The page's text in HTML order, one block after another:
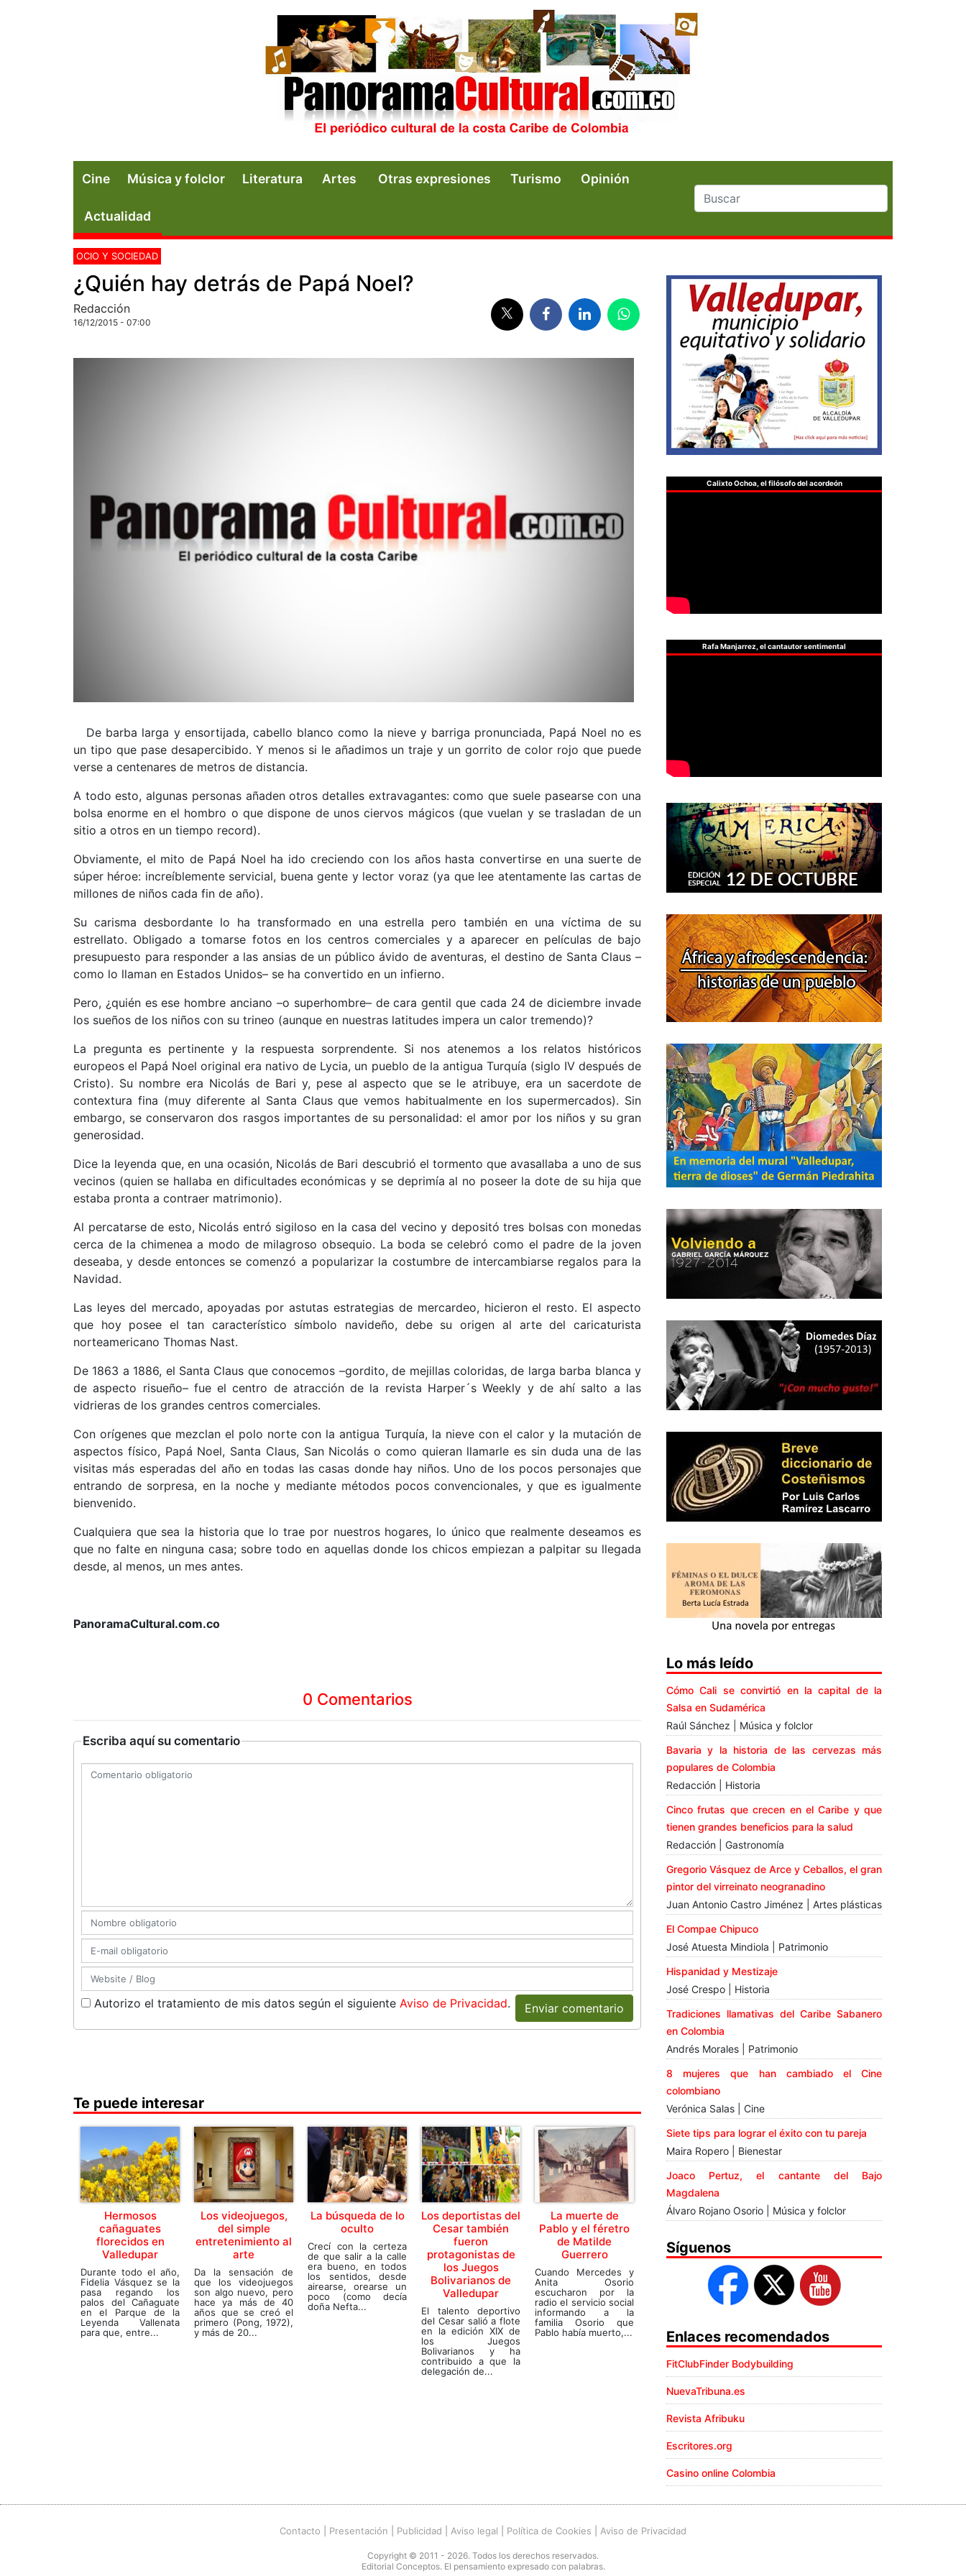
Cine Música y folclor Literatura Artes Otras expresiones Turismo Opinión
Actualidad
OCIO Y SOCIEDAD
¿Quién hay detrás de Papá Noel?
Redacción
16/12/2015 - 07:00
De barba larga y ensortijada, cabello blanco como la nieve y barriga pronunciada, Papá Noel no es
un tipo que pase desapercibido. Y menos si le añadimos un traje y un gorrito de color rojo que puede
verse a centenares de metros de distancia.
A todo esto, algunas personas añaden otros detalles extravagantes: como que suele pasearse con una
bolsa enorme en el hombro o que dispone de unos ciervos mágicos (que vuelan y se trasladan de un
sitio a otros en un tiempo record).
Obviamente, el mito de Papá Noel ha ido creciendo con los años hasta convertirse en una suerte de
súper héroe: increíblemente servicial, buena gente y lector voraz (ya que lee atentamente las cartas de
millones de niños cada fin de año).
Su carisma desbordante lo ha transformado en una estrella pero también en una víctima de su
estrellato. Obligado a tomarse fotos en los centros comerciales y a aparecer en películas de bajo
presupuesto para responder a las ansias de un público ávido de aventuras, el destino de Santa Claus –
como lo llaman en Estados Unidos– se ha convertido en un infierno.
Pero, ¿quién es ese hombre anciano –o superhombre– de cara gentil que cada 24 de diciembre invade
los sueños de los niños con su trineo (aunque en nuestras latitudes impera un calor tremendo)?
La pregunta es pertinente y la respuesta sorprendente. Si nos atenemos a los relatos históricos
europeos el Papá Noel original era nativo de Lycia, un pueblo de la antigua Turquía (siglo IV después de
Cristo). Su nombre era Nicolás de Bari y, pese al aspecto que se le atribuye, era un sacerdote de
contextura fina (muy diferente al Santa Claus que vemos habitualmente en los supermercados). Sin
embargo, se conservaron dos rasgos importantes de su personalidad: el amor por los niños y su gran
generosidad.
Dice la leyenda que, en una ocasión, Nicolás de Bari descubrió el tormento que avasallaba a uno de sus
vecinos (quien se hallaba en dificultades económicas y se deprimía al no poseer la dote de su hija que
estaba pronta a contraer matrimonio).
Al percatarse de esto, Nicolás entró sigiloso en la casa del vecino y depositó tres bolsas con monedas
cerca de la chimenea a modo de milagroso obsequio. La boda se celebró como el padre de la joven
deseaba, y desde entonces se comenzó a popularizar la costumbre de intercambiarse regalos para la
Navidad.
Las leyes del mercado, apoyadas por astutas estrategias de mercardeo, hicieron el resto. El aspecto
que hoy posee el tan característico símbolo navideño, debe su origen al arte del caricaturista
norteamericano Thomas Nast.
De 1863 a 1886, el Santa Claus que conocemos –gordito, de mejillas coloridas, de larga barba blanca y
de aspecto risueño– fue el centro de atracción de la revista Harper´s Weekly y de ahí salto a las
vidrieras de los grandes centros comerciales.
Con orígenes que mezclan el polo norte con la antigua Turquía, la nieve con el calor y la mutación de
aspectos físico, Papá Noel, Santa Claus, San Nicolás o como quieran llamarle es sin duda una de las
visitas más esperadas del año en todas las casas donde hay niños. Uno de los pocos personajes que
entrando de sorpresa, en la noche y mediante métodos pocos convencionales, y que es igualmente
bienvenido.
Cualquiera que sea la historia que lo trae por nuestros hogares, lo único que realmente deseamos es
que no falte en ninguna casa; sobre todo en aquellas donde los chicos empiezan a palpitar su llegada
desde, al menos, un mes antes.
PanoramaCultural.com.co
0 Comentarios
Escriba aquí su comentario
Autorizo el tratamiento de mis datos según el siguiente Aviso de Privacidad. Enviar comentario
Te puede interesar
Hermosos
cañaguates
florecidos en
Valledupar
Durante todo el año,
Fidelia Vásquez se la
pasa regando los
palos del Cañaguate
en el Parque de la
Leyenda Vallenata
para que, entre...
Los videojuegos,
del simple
entretenimiento al
arte
Da la sensación de
que los videojuegos
son algo nuevo, pero
hace ya más de 40
años que se creó el
primero (Pong, 1972),
y más de 20...
La búsqueda de lo
oculto
Crecí con la certeza
de que salir a la calle
era bueno, en todos
los sentidos, desde
airearse, orearse un
poco (como decía
doña Nefta...
Los deportistas del
Cesar también
fueron
protagonistas de
los Juegos
Bolivarianos de
Valledupar
El talento deportivo
del Cesar salió a flote
en la edición XIX de
los Juegos
Bolivarianos y ha
contribuido a que la
delegación de...
La muerte de
Pablo y el féretro
de Matilde
Guerrero
Cuando Mercedes y
Anita Osorio
escucharon por la
radio el servicio social
informando a la
familia Osorio que
Pablo había muerto,...
Calixto Ochoa, el filósofo del acordeón
Rafa Manjarrez, el cantautor sentimental
Lo más leído
Cómo Cali se convirtió en la capital de la
Salsa en Sudamérica
Raúl Sánchez | Música y folclor
Bavaria y la historia de las cervezas más
populares de Colombia
Redacción | Historia
Cinco frutas que crecen en el Caribe y que
tienen grandes beneficios para la salud
Redacción | Gastronomía
Gregorio Vásquez de Arce y Ceballos, el gran
pintor del virreinato neogranadino
Juan Antonio Castro Jiménez | Artes plásticas
El Compae Chipuco
José Atuesta Mindiola | Patrimonio
Hispanidad y Mestizaje
José Crespo | Historia
Tradiciones llamativas del Caribe Sabanero
en Colombia
Andrés Morales | Patrimonio
8 mujeres que han cambiado el Cine
colombiano
Verónica Salas | Cine
Siete tips para lograr el éxito con tu pareja
Maira Ropero | Bienestar
Joaco Pertuz, el cantante del Bajo
Magdalena
Álvaro Rojano Osorio | Música y folclor
Síguenos
Enlaces recomendados
FitClubFinder Bodybuilding
NuevaTribuna.es
Revista Afribuku
Escritores.org
Casino online Colombia
Contacto Presentación Publicidad Aviso legal Política de Cookies Aviso de Privacidad
Copyright © 2011 - 2026. Todos los derechos reservados.
Editorial Conceptos. El pensamiento expresado con palabras.